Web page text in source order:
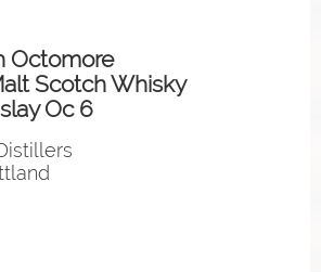
Octomore
Scotch Whisky
Oc 6